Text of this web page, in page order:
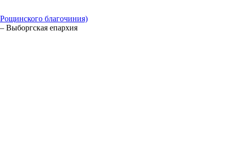
благочиния)
Выборгская епархия